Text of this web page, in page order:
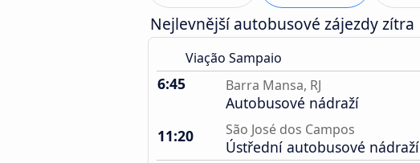
Nejlevnější autobusové zájezdy zítra
Viação Sampaio
6:45 Barra Mansa, RJ
Autobusové nádraží
11:20
São José dos Campos
Ústřední autobusové nádraží